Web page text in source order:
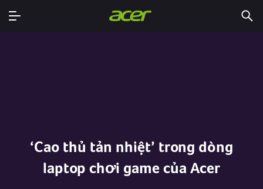
‘Cao thủ tản nhiệt’ trong dòng
laptop chơi game của Acer